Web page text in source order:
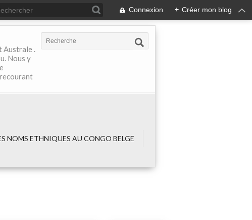
Connexion + Créer mon blog
Australe .
Nous y
NOMS ETHNIQUES AU CONGO BELGE